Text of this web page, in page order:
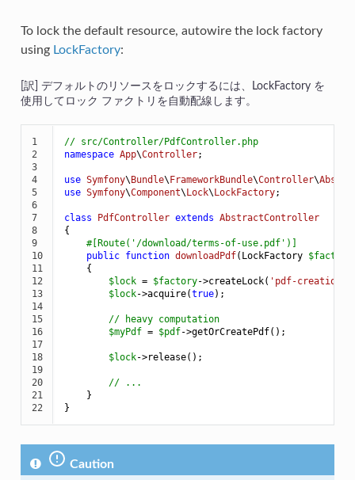
To lock the default resource, autowire the lock factory
using LockFactory:
デフォルトのリソースをロックするには、LockFactory を
使用してロック ファクトリを自動配線します。
1
2
3
4
5
6
7
8
9
10
11
12
13
14
15
16
17
18
19
20
21
22
// src/Controller/PdfController.php
namespace App\Controller;
use Symfony\Bundle\FrameworkBundle\Controller\
use Symfony\Component\Lock\LockFactory;
class PdfController extends AbstractController
{
#[Route('/download/terms-of-use.pdf')]
public function downloadPdf(LockFactory $factory
{
$lock = $factory->createLock( 'pdf-creation'
$lock->acquire(true);
// heavy computation
$myPdf = $pdf->getOrCreatePdf();
$lock->release();
// ...
    }
}
Caution